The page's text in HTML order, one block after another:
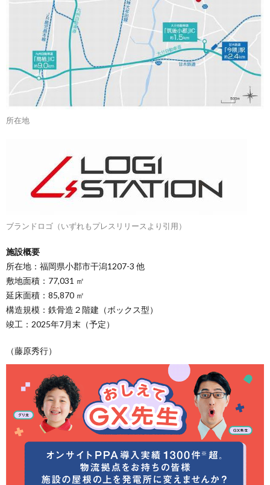
所在地
ブランドロゴ（いずれもプレスリリースより引用）
施設概要
所在地：福岡県小郡市干潟1207-3 他
敷地面積：77,031 ㎡
延床面積：85,870 ㎡
構造規模：鉄骨造２階建（ボックス型）
竣工：2025年7月末（予定）
（藤原秀行）